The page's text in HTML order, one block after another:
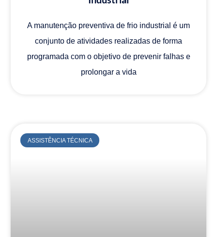
A manutenção preventiva de frio industrial é um
conjunto de atividades realizadas de forma
programada com o objetivo de prevenir falhas e
prolongar a vida
ASSISTÊNCIA TÉCNICA